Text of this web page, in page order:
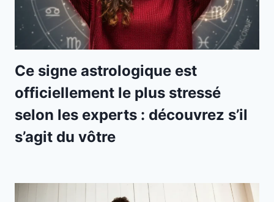
Ce signe astrologique est
officiellement le plus stressé
selon les experts : découvrez s’il
s’agit du vôtre